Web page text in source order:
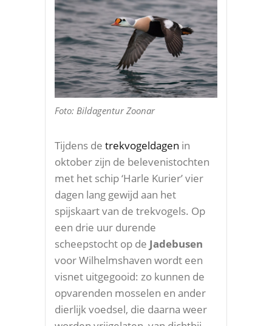
Foto: Bildagentur Zoonar
Tijdens de trekvogeldagen in
oktober zijn de belevenistochten
met het schip ‘Harle Kurier’ vier
dagen lang gewijd aan het
spijskaart van de trekvogels. Op
een drie uur durende
scheepstocht op de Jadebusen
voor Wilhelmshaven wordt een
visnet uitgegooid: zo kunnen de
opvarenden mosselen en ander
dierlijk voedsel, die daarna weer